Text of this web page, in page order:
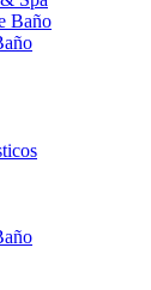
Baño